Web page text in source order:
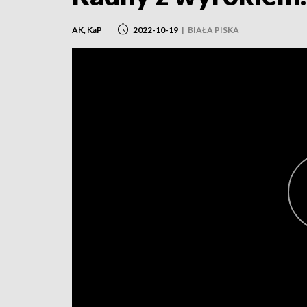
AK, KaP 2022-10-19 | BIAŁA PISKA